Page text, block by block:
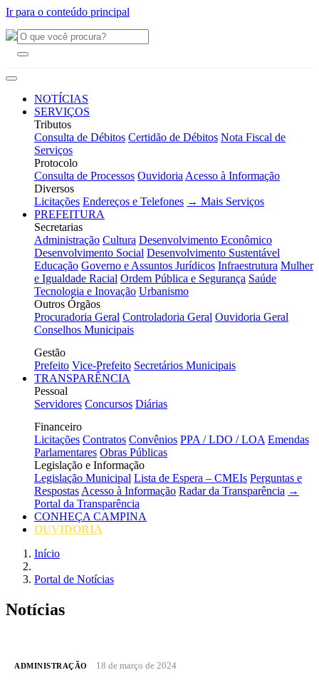
Ir para o conteúdo principal
NOTÍCIAS
SERVIÇOS
Tributos
Consulta de Débitos Certidão de Débitos Nota Fiscal de
Serviços
Protocolo
Consulta de Processos Ouvidoria Acesso à Informação
Diversos
Licitações Endereços e Telefones → Mais Serviços
PREFEITURA
Secretarias
Administração Cultura Desenvolvimento Econômico
Desenvolvimento Social Desenvolvimento Sustentável
Educação Governo e Assuntos Jurídicos Infraestrutura Mulher
e Igualdade Racial Ordem Pública e Segurança Saúde
Tecnologia e Inovação Urbanismo
Outros Órgãos
Procuradoria Geral Controladoria Geral Ouvidoria Geral
Conselhos Municipais
Gestão
Prefeito Vice-Prefeito Secretários Municipais
TRANSPARÊNCIA
Pessoal
Servidores Concursos Diárias
Financeiro
Licitações Contratos Convênios PPA / LDO / LOA Emendas
Parlamentares Obras Públicas
Legislação e Informação
Legislação Municipal Lista de Espera – CMEIs Perguntas e
Respostas Acesso à Informação Radar da Transparência →
Portal da Transparência
CONHEÇA CAMPINA
OUVIDORIA
Início
Portal de Notícias
Notícias
ADMINISTRAÇÃO 18 de março de 2024